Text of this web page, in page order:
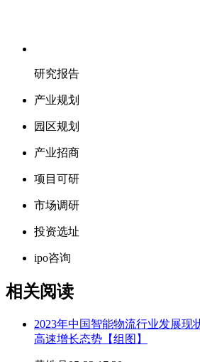
研究报告
产业规划
园区规划
产业招商
项目可研
市场调研
投资选址
ipo咨询
相关阅读
2023年中国智能物流行业发展现
高速增长态势【组图】